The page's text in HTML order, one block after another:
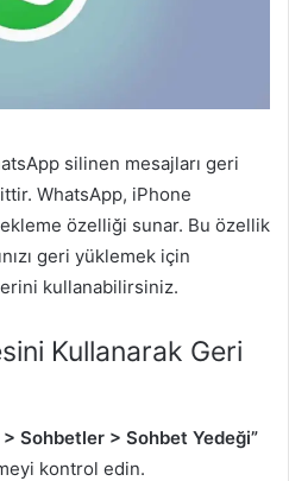
silinen mesajları geri
WhatsApp, iPhone
özelliği sunar. Bu özellik
geri yüklemek için
kullanabilirsiniz.
Kullanarak Geri
Sohbetler > Sohbet Yedeği”
kontrol edin.